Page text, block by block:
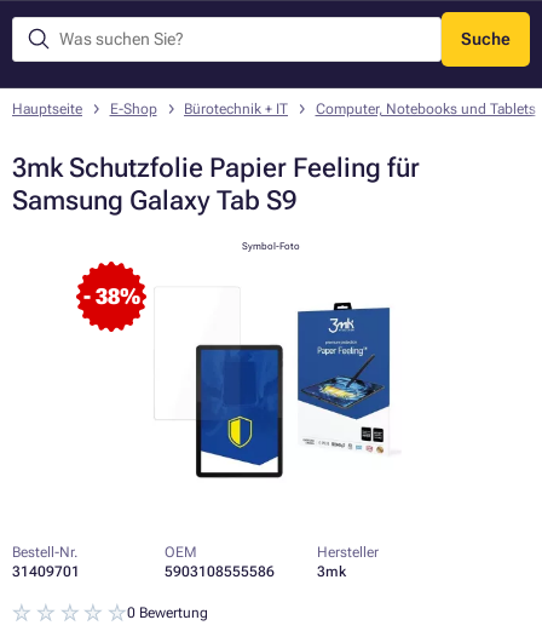
Suche
Menü
Hauptseite E-Shop Bürotechnik + IT Computer, Notebooks und Tablets
3mk Schutzfolie Papier Feeling für
Samsung Galaxy Tab S9
- 38%
Symbol-Foto
Bestell-Nr.
31409701
OEM
5903108555586
Hersteller
3mk
0 Bewertung